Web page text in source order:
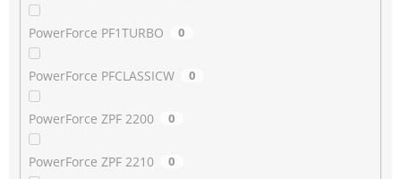
PowerForce PF1TURBO 0
PowerForce PFCLASSICW 0
PowerForce ZPF 2200 0
PowerForce ZPF 2210 0